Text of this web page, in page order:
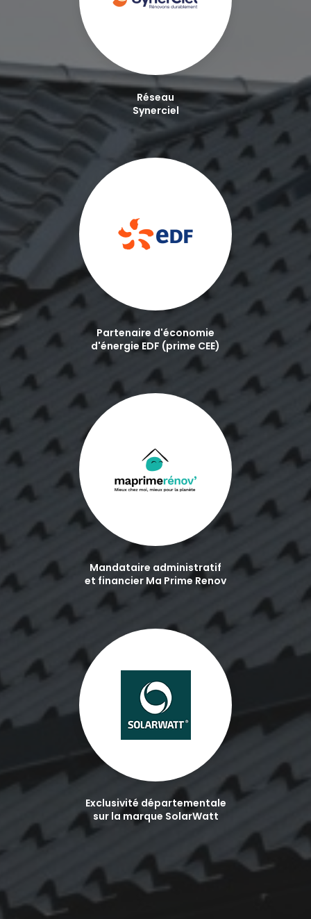
Réseau
Synerciel
Partenaire d'économie
d'énergie EDF (prime CEE)
Mandataire administratif
et financier Ma Prime Renov
Exclusivité départementale
sur la marque SolarWatt